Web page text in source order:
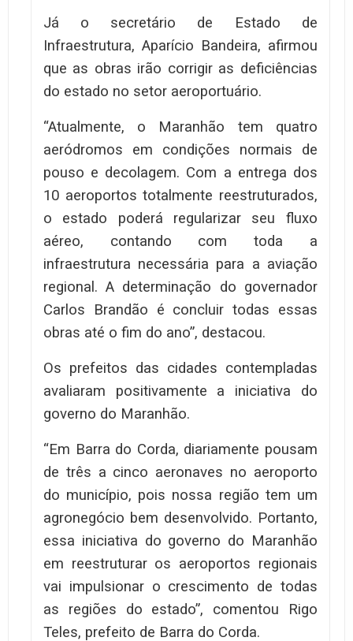
Já o secretário de Estado de
Infraestrutura, Aparício Bandeira, afirmou
que as obras irão corrigir as deficiências
do estado no setor aeroportuário.
“Atualmente, o Maranhão tem quatro
aeródromos em condições normais de
pouso e decolagem. Com a entrega dos
10 aeroportos totalmente reestruturados,
o estado poderá regularizar seu fluxo
aéreo, contando com toda a
infraestrutura necessária para a aviação
regional. A determinação do governador
Carlos Brandão é concluir todas essas
obras até o fim do ano”, destacou.
Os prefeitos das cidades contempladas
avaliaram positivamente a iniciativa do
governo do Maranhão.
“Em Barra do Corda, diariamente pousam
de três a cinco aeronaves no aeroporto
do município, pois nossa região tem um
agronegócio bem desenvolvido. Portanto,
essa iniciativa do governo do Maranhão
em reestruturar os aeroportos regionais
vai impulsionar o crescimento de todas
as regiões do estado”, comentou Rigo
Teles, prefeito de Barra do Corda.